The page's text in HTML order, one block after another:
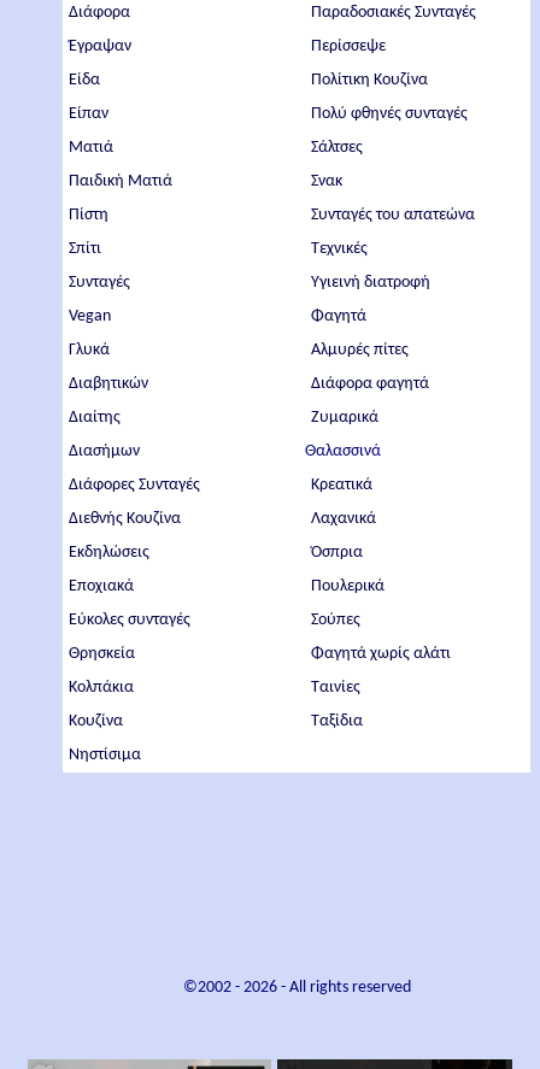
Διάφορα
Έγραψαν
Είδα
Είπαν
Ματιά
Παιδική Ματιά
Πίστη
Σπίτι
Συνταγές
Vegan
Γλυκά
Διαβητικών
Διαίτης
Διασήμων
Διάφορες Συνταγές
Διεθνής Κουζίνα
Εκδηλώσεις
Εποχιακά
Εύκολες συνταγές
Θρησκεία
Κολπάκια
Κουζίνα
Νηστίσιμα
Παραδοσιακές Συνταγές
Περίσσεψε
Πολίτικη Κουζίνα
Πολύ φθηνές συνταγές
Σάλτσες
Σνακ
Συνταγές του απατεώνα
Τεχνικές
Υγιεινή διατροφή
Φαγητά
Αλμυρές πίτες
Διάφορα φαγητά
Ζυμαρικά
Θαλασσινά
Κρεατικά
Λαχανικά
Όσπρια
Πουλερικά
Σούπες
Φαγητά χωρίς αλάτι
Ταινίες
Ταξίδια
©2002 - 2026- All rights reserved